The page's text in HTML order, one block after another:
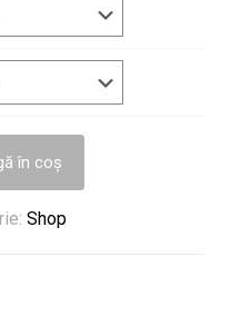
în coș
Shop